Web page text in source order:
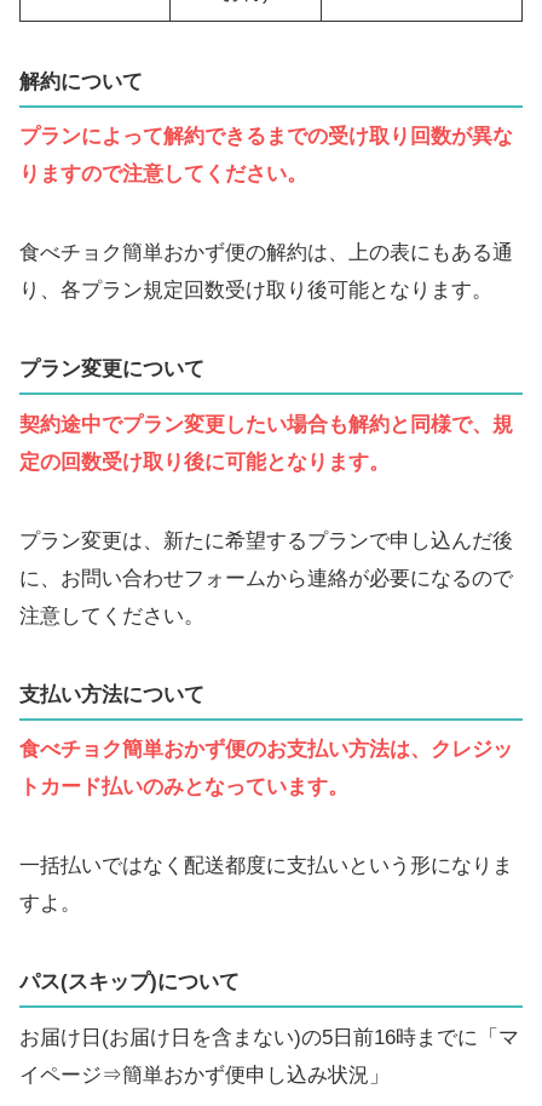
解約について
プランによって解約できるまでの受け取り回数が異な
りますので注意してください。
食べチョク簡単おかず便の解約は、上の表にもある通
り、各プラン規定回数受け取り後可能となります。
プラン変更について
契約途中でプラン変更したい場合も解約と同様で、規
定の回数受け取り後に可能となります。
プラン変更は、新たに希望するプランで申し込んだ後
に、お問い合わせフォームから連絡が必要になるので
注意してください。
支払い方法について
食べチョク簡単おかず便のお支払い方法は、クレジッ
トカード払いのみとなっています。
一括払いではなく配送都度に支払いという形になりま
すよ。
パス(スキップ)について
お届け日(お届け日を含まない)の5日前16時までに「マ
イページ⇒簡単おかず便申し込み状況」